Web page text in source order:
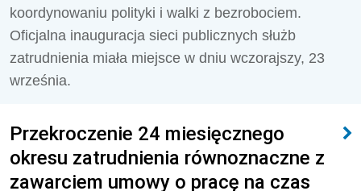
koordynowaniu polityki i walki z bezrobociem.
Oficjalna inauguracja sieci publicznych służb
zatrudnienia miała miejsce w dniu wczorajszy, 23
września.
Przekroczenie 24 miesięcznego
okresu zatrudnienia równoznaczne z
zawarciem umowy o pracę na czas